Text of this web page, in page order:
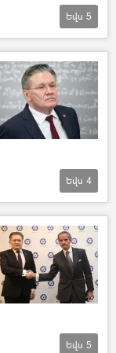
Եվս 5
Եվս 4
Եվս 5